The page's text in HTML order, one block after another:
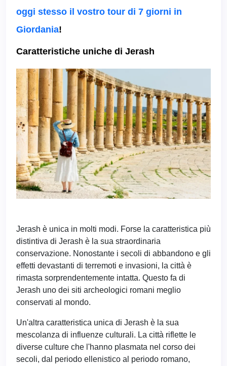
oggi stesso il vostro tour di 7 giorni in
Giordania!
Caratteristiche uniche di Jerash
Jerash è unica in molti modi. Forse la caratteristica più
distintiva di Jerash è la sua straordinaria
conservazione. Nonostante i secoli di abbandono e gli
effetti devastanti di terremoti e invasioni, la città è
rimasta sorprendentemente intatta. Questo fa di
Jerash uno dei siti archeologici romani meglio
conservati al mondo.
Un'altra caratteristica unica di Jerash è la sua
mescolanza di influenze culturali. La città riflette le
diverse culture che l'hanno plasmata nel corso dei
secoli, dal periodo ellenistico al periodo romano,